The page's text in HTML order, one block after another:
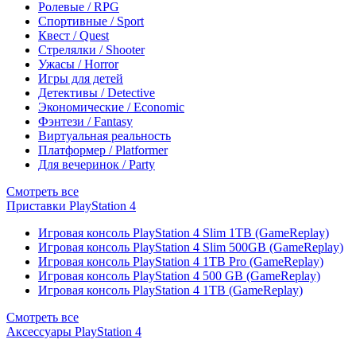
Ролевые / RPG
Спортивные / Sport
Квест / Quest
Стрелялки / Shooter
Ужасы / Horror
Игры для детей
Детективы / Detective
Экономические / Economic
Фэнтези / Fantasy
Виртуальная реальность
Платформер / Platformer
Для вечеринок / Party
Смотреть все
Приставки PlayStation 4
Игровая консоль PlayStation 4 Slim 1TB (GameReplay)
Игровая консоль PlayStation 4 Slim 500GB (GameReplay)
Игровая консоль PlayStation 4 1TB Pro (GameReplay)
Игровая консоль PlayStation 4 500 GB (GameReplay)
Игровая консоль PlayStation 4 1TB (GameReplay)
Смотреть все
Аксессуары PlayStation 4